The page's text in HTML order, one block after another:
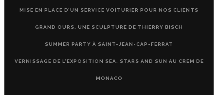
MISE EN PLACE D’UN SERVICE VOITURIER POUR NOS CLIENTS
GRAND OURS, UNE SCULPTURE DE THIERRY BISCH
SUMMER PARTY À SAINT-JEAN-CAP-FERRAT
VERNISSAGE DE L’EXPOSITION SEA, STARS AND SUN AU CREM DE
MONACO